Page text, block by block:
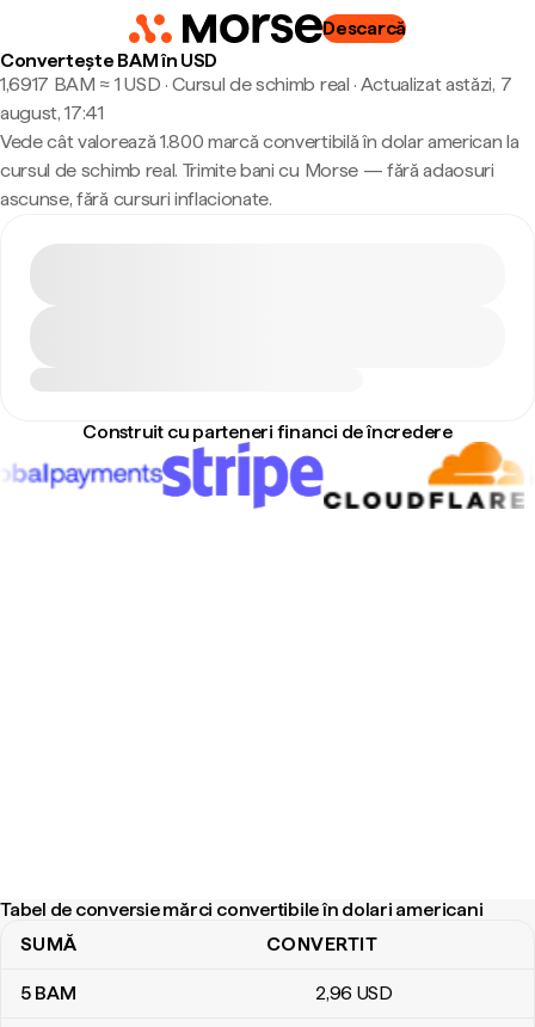
Descarcă
Convertește BAM în USD
1,6917 BAM ≈ 1 USD · Cursul de schimb real · Actualizat astăzi, 7
august, 17:41
Vede cât valorează 1.800 marcă convertibilă în dolar american la
cursul de schimb real. Trimite bani cu Morse — fără adaosuri
ascunse, fără cursuri inflacionate.
Construit cu parteneri financi de încredere
Tabel de conversie mărci convertibile în dolari americani
Tabel de conversie mărci convertibile în dolari americani
SUMĂ CONVERTIT
5 BAM 2,96 USD